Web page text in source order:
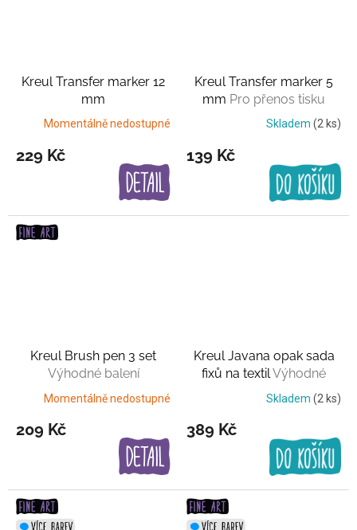
Kreul Transfer marker 12
mm
Momentálně nedostupné
229 Kč
Kreul Transfer marker 5
mm Pro přenos tisku
Skladem (2 ks)
139 Kč
Kreul Brush pen 3 set
Výhodné balení
Momentálně nedostupné
209 Kč
Kreul Javana opak sada
fixů na textilVýhodné
baleníSkladem (2 ks)
389 Kč